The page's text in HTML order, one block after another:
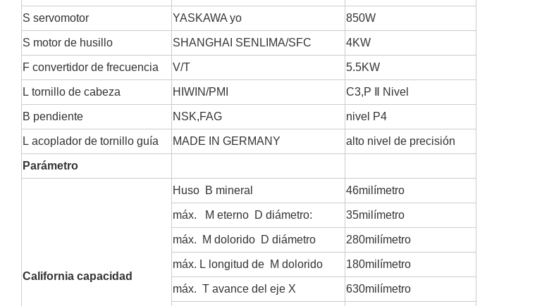
S servomotor YASKAWA yo 850W
S motor de husillo SHANGHAI SENLIMA/SFC 4KW
F convertidor de frecuencia V/T 5.5KW
L tornillo de cabeza HIWIN/PMI C3,P Nivel
B pendiente NSK,FAG nivel P4
L acoplador de tornillo guía MADE IN GERMANY alto nivel de precisión
Parámetro
California capacidad
Huso B mineral 46milímetro
máx. M eterno D diámetro: 35milímetro
máx. M dolorido D diámetro 280milímetro
máx. L longitud de M dolorido 180milímetro
máx. T avance del eje X 630milímetro